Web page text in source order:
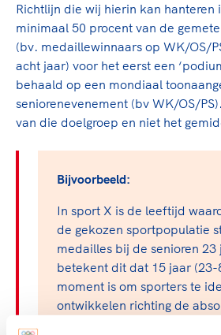
Sportonderzoek
Sportakkoord II
Game Changer
TeamNL kids
Nieuwspagina
Columns
Sport gaat niet vanzelf
Diversiteit en inclusie
Gezonde sportomgeving
Duurzaamheid
Bekwaam sportkader
Vitale clubs en bestuurlijk kader
Clubacties
Handboek Wet- en Regelgeving
Opleidingen en trainingen
High5 Stappenplan
Ruimte voor sport
Kennisaanbod TeamNL Experts
TeamNL Sport Science Centre
Olympische Spelen LA28
Topsportbeleid
Topsportfinanciering
Maatschappelijke waarde
Top teamsportcompetities
Richtlijn die wij hierin kan hanteren
minimaal 50 procent van de
(bv. medaillewinnaars op WK/OS/
acht jaar) voor het eerst een
behaald op een mondiaal
seniorenevenement (bv WK/OS/
van die doelgroep en niet het
Bijvoorbeeld:
In sport X is de leeftijd
de gekozen sportpopulatie
medailles bij de senioren 23
betekent dit dat 15 jaar (23-
moment is om sporters te
ontwikkelen richting de
proces van